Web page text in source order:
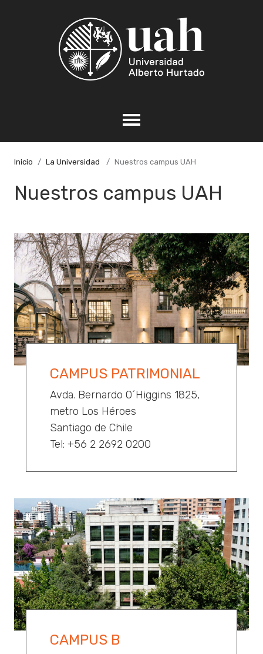
Inicio La Universidad Nuestros campus UAH
Nuestros campus UAH
CAMPUS PATRIMONIAL
Avda. Bernardo O´Higgins 1825,
metro Los Héroes
Santiago de Chile
Tel: +56 2 2692 0200
CAMPUS B